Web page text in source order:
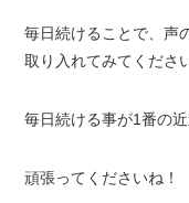
毎日続けることで、声
取り入れてみてくださ
毎日続ける事が1番の近
頑張ってくださいね！